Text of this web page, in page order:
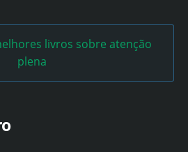
livros sobre atenção
plena